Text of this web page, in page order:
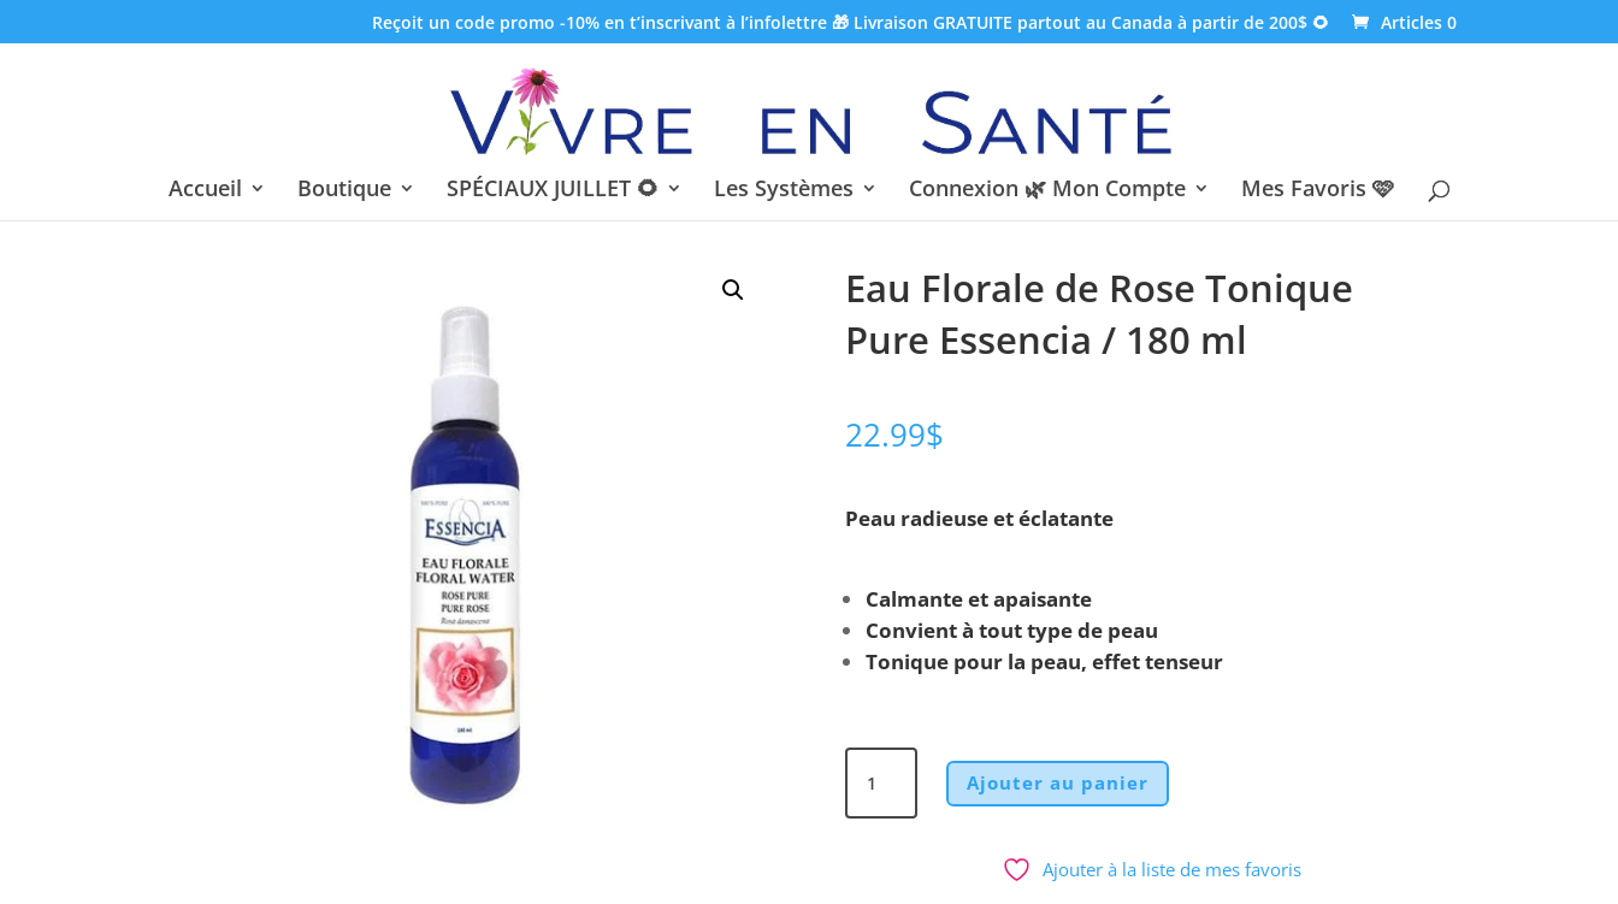
Reçoit un code promo -10% en t’inscrivant à l’infolettre 🎁 Livraison GRATUITE partout au Canada à partir de 200$ 🌻 Articles 0
Accueil Boutique SPÉCIAUX JUILLET 🌻 Les Systèmes Connexion 🌿 Mon Compte Mes Favoris 🩷
Eau Florale de Rose Tonique
Pure Essencia / 180 ml
22.99$
Peau radieuse et éclatante
Calmante et apaisante
Convient à tout type de peau
Tonique pour la peau, effet tenseur
Eau
Ajouter au panier
Ajouter à la liste de mes favoris